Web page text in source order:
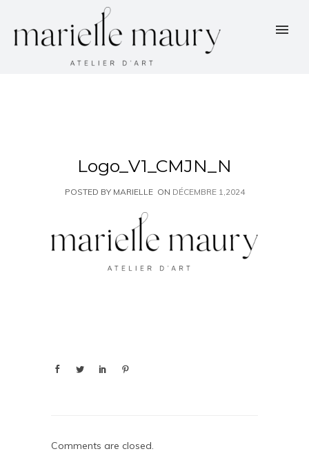
Logo_V1_CMJN_N
POSTED BY MARIELLE ON DÉCEMBRE 1,2024
Comments are closed.